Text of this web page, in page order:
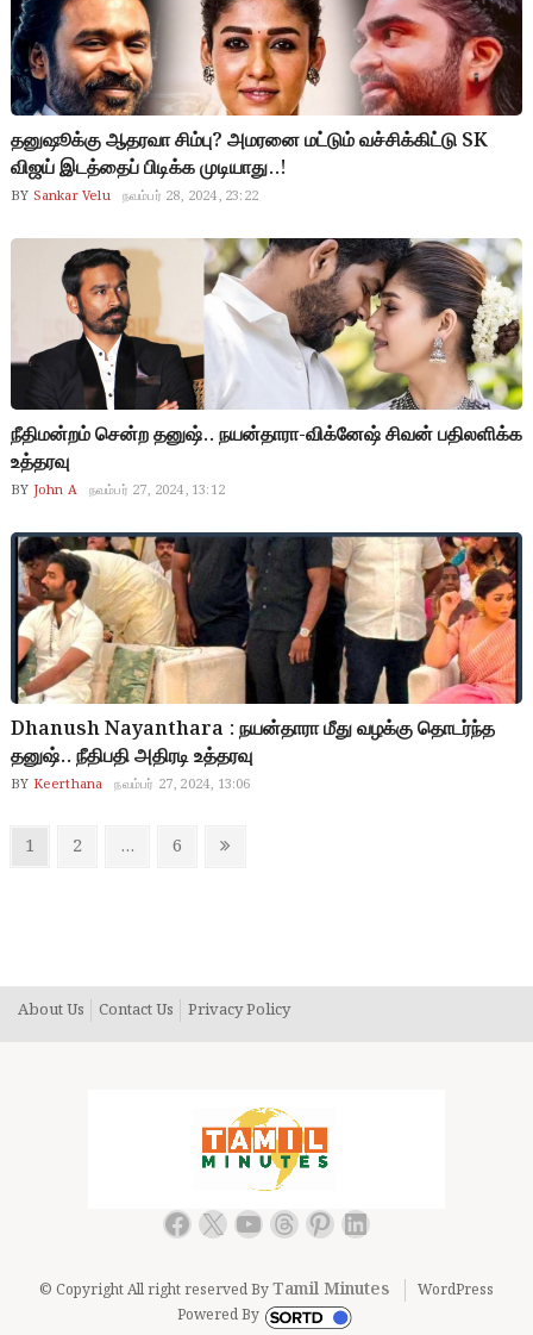
dnstr
தனுஷூக்கு ஆதரவா சிம்பு? அமரனை மட்டும் வச்சிக்கிட்டு SK
விஜய் இடத்தைப் பிடிக்க முடியாது..!
BY Sankar Velu நவம்பர் 28, 2024, 23:22
நீதிமன்றம் சென்ற தனுஷ்.. நயன்தாரா-விக்னேஷ் சிவன் பதிலளிக்க
உத்தரவு
BY John A நவம்பர் 27, 2024, 13:12
Dhanush Nayanthara : நயன்தாரா மீது வழக்கு தொடர்ந்த
தனுஷ்.. நீதிபதி அதிரடி உத்தரவு
BY Keerthana நவம்பர் 27, 2024, 13:06
Posts
Page
1 Page
2 … Page
6
Next
About Us Contact Us Privacy Policy
Facebook
X YouTube
Threads
Pinterest
LinkedIn
© Copyright All right reserved ByTamil Minutes
WordPress
Powered By